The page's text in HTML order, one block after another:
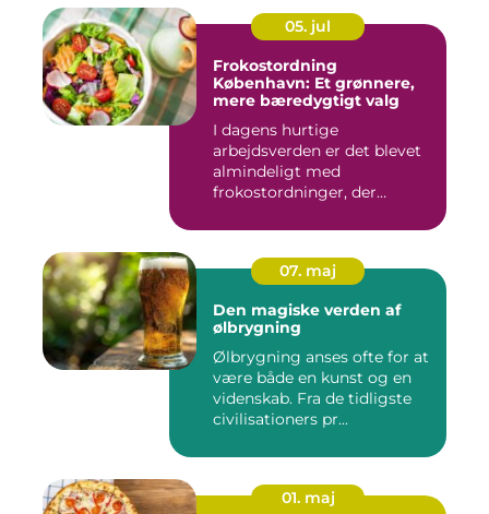
05. jul
Frokostordning
København: Et grønnere,
mere bæredygtigt valg
I dagens hurtige
arbejdsverden er det blevet
almindeligt med
frokostordninger, der
07. maj
Den magiske verden af
ølbrygning
Ølbrygning anses ofte for at
være både en kunst og en
videnskab. Fra de tidligste
civilisationers pr...
01. maj